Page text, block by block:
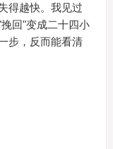
得越快。我见过
回"变成二十四小
步，反而能看清